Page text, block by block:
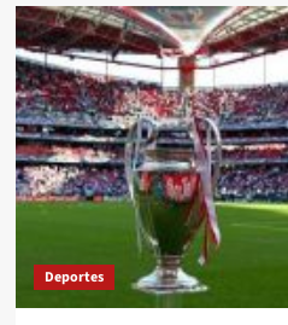
Deportes